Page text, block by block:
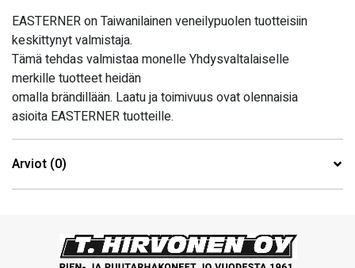
EASTERNER on Taiwanilainen veneilypuolen tuotteisiin
keskittynyt valmistaja.
Tämä tehdas valmistaa monelle Yhdysvaltalaiselle
merkille tuotteet heidän
omalla brändillään. Laatu ja toimivuus ovat olennaisia
asioita EASTERNER tuotteille.
Arviot (0)